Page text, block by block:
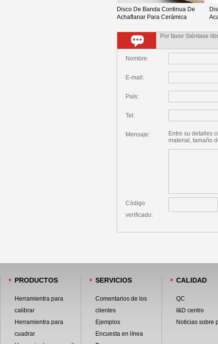
Disco De Banda Continua De
Achaflanar Para Cerámica
Por favor Siéntase
Nombre:
E-mail:
País:
Tel:
Mensaje:
Entre su detalles
material, tamaño
Código
verificado:
PRODUCTOS
Herramientra para
calibrar
Herramientra para
cuadrar
SERVICIOS
Comentarios de los
clientes
Ejemplos
Encuesta en línea
CALIDAD
QC
I&D centro
Noticias sobre